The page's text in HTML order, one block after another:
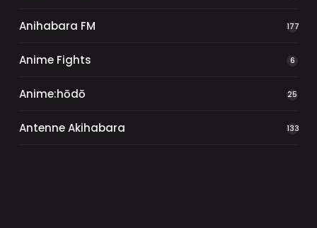
Anihabara FM 177
Anime Fights 6
Anime:hōdō 25
Antenne Akihabara 133